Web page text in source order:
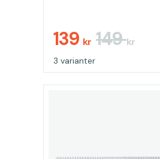
139 kr 149kr
3 varianter